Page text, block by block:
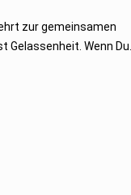
zur gemeinsamen
Gelassenheit. Wenn Du...